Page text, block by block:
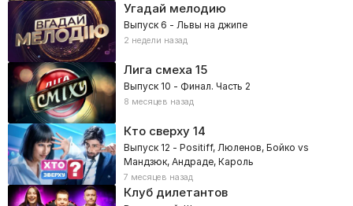
Угадай мелодию
Выпуск 6 - Львы на джипе
2 недели назад
Лига смеха 15
Выпуск 10 - Финал. Часть 2
8 месяцев назад
Кто сверху14
Выпуск 12 - Positiff, Люленов, Бойко vs
Мандзюк, Андраде, Кароль
7 месяцев назад
Клуб дилетантов